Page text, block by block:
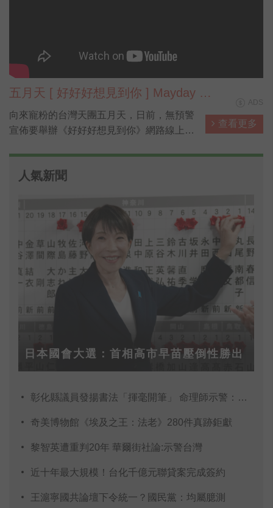
五月天 [ 好好好想見到你 ] Mayday fly
to 2021 跨年演唱會
向來寵粉的台灣天團五月天，日前，無預警
宣佈要舉辦《好好好想見到你》網路線上特
這巨大的體育場中空無一人?讓五月天再揮
唱到煙花盛開的2021！」現在就帶大家直擊
五月天的《好好好想見到你》線上演唱會！
查看更多
人氣新聞
日本國會大選：首相高市早苗壓倒性勝出
彰化縣議員發揚書法「揮毫開筆」 命理師示警：不
奇美博物館《埃及之王：法老》280件真跡鉅獻
黎智英遭重判20年 華爾街社論:示警台灣
近十年最大規模！台化千億元聯貸案完成簽約
王滬寧國共論壇下令統一？國民黨：均屬臆測